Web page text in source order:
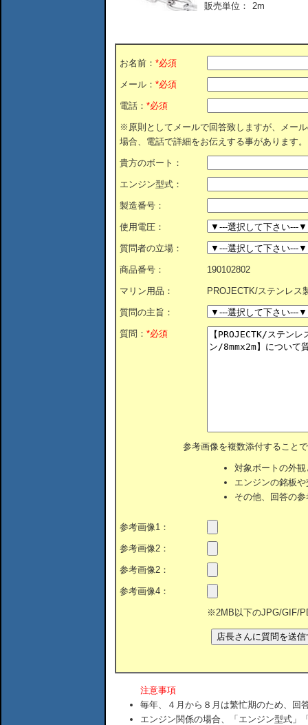
販売単位：
2m
お名前： *必須
メール： *必須
電話： *必須
※原則としてメールで回答致しますが、メー
場合、電話で詳細をお伝えする事があります。
貴方のボート：
エンジン型式：
製造番号：
使用電圧：
質問者の立場：
商品番号： 190102802
マリン用品： PROJECTK/ステンレス
質問の主旨：
質問： *必須
参考画像を複数添付すること
対象ボートの外
エンジンの銘板
その他、回答の
参考画像1：
参考画像2：
参考画像2：
参考画像4：
※2MB以下のJPG/GIF/
注意事項
毎年、４月から８月は繁忙期のため、回
エンジン関係の場合、「エンジン型式」